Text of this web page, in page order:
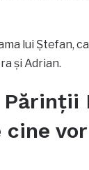
lui Ștefan,
și Adrian.